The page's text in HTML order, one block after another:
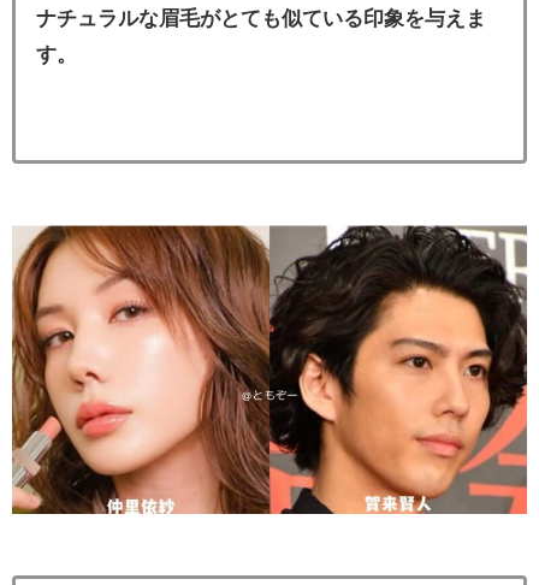
ナチュラルな眉毛がとても似ている印象を与えま
す。